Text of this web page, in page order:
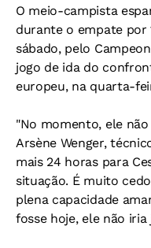
O meio-campista
durante o empate por
sábado, pelo
jogo de ida do
europeu, na quarta-
"No momento, ele
Arsène Wenger,
mais 24 horas para
situação. É muito
plena capacidade
fosse hoje, ele não iria